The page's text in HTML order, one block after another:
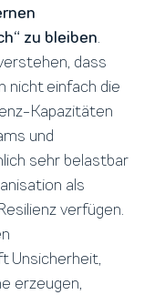
zu bleiben.
dass
nicht einfach die
Kapazitäten
und
sehr belastbar
als
verfügen.
Unsicherheit,
erzeugen,